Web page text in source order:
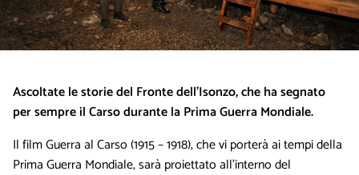
Ascoltate le storie del Fronte dell’Isonzo, che ha segnato
per sempre il Carso durante la Prima Guerra Mondiale.
Il film Guerra al Carso (1915 – 1918), che vi porterà ai tempi della
Prima Guerra Mondiale, sarà proiettato all’interno del